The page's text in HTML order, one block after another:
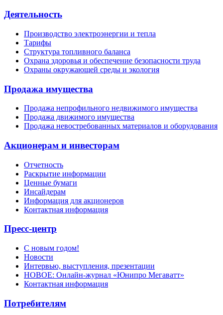
Деятельность
Производство электроэнергии и тепла
Тарифы
Структура топливного баланса
Охрана здоровья и обеспечение безопасности труда
Охраны окружающей среды и экология
Продажа имущества
Продажа непрофильного недвижимого имущества
Продажа движимого имущества
Продажа невостребованных материалов и оборудования
Акционерам и инвесторам
Отчетность
Раскрытие информации
Ценные бумаги
Инсайдерам
Информация для акционеров
Контактная информация
Пресс-центр
С новым годом!
Новости
Интервью, выступления, презентации
НОВОЕ: Онлайн-журнал «Юнипро Мегаватт»
Контактная информация
Потребителям